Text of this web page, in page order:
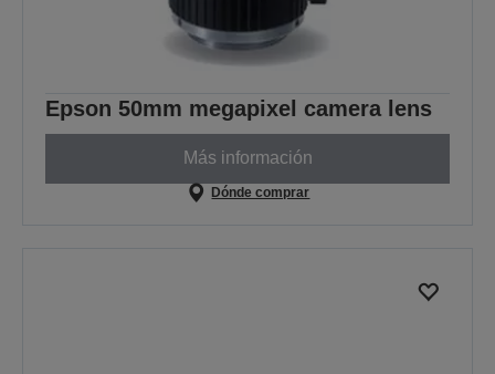
Epson 50mm megapixel camera lens
Más información
Dónde comprar